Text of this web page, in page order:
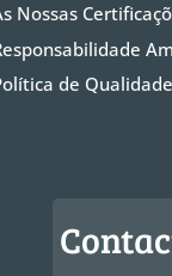
Nossas
de Qualidade